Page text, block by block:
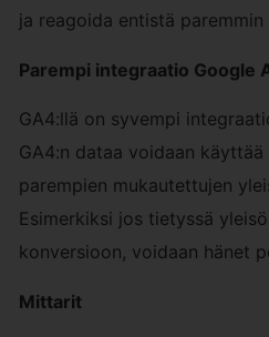
ja reagoida entistä
Parempi integraatio Google
GA4:llä on syvempi
GA4:n dataa voidaan
parempien mukautettujen
Esimerkiksi jos tietyssä
konversioon, voidaan hänet
Mittarit